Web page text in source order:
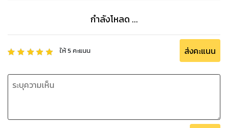
กำลังโหลด ...
ให้5 คะแนน ส่งคะแนน